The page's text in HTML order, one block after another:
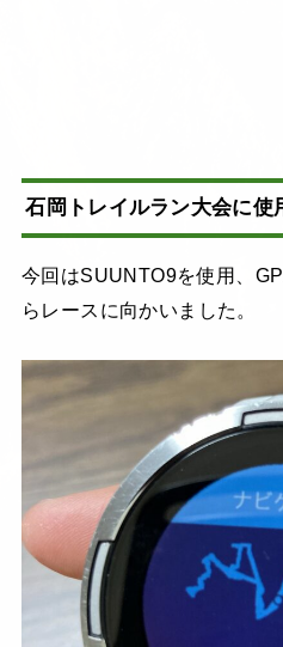
石岡トレイルラン大会に使
今回はSUUNTO9を使用、
らレースに向かいました。